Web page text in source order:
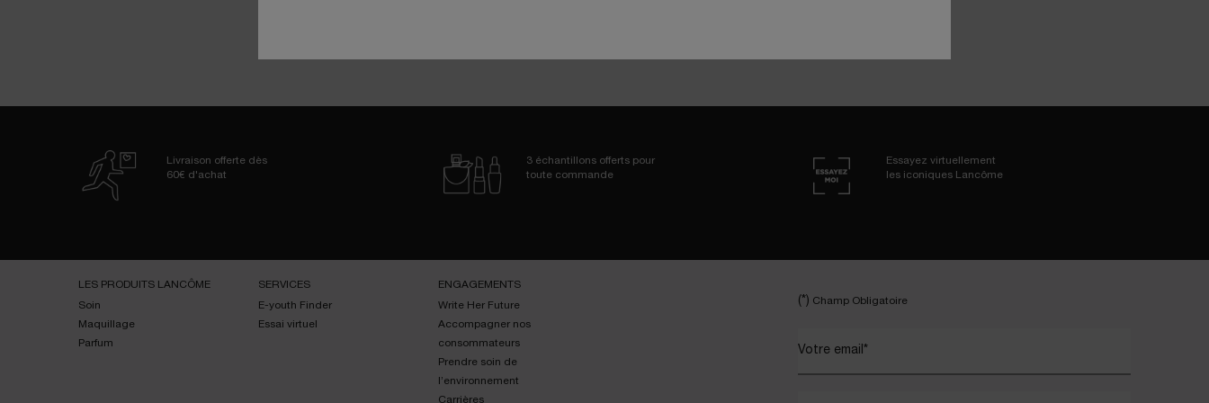
Livraison offerte dès
60€ d'achat
3 échantillons offerts pour
toute commande
Essayez virtuellement
les iconiques Lancôme
LES PRODUITS LANCÔME
Soin
Maquillage
Parfum
SERVICES
E-youth Finder
Essai virtuel
ENGAGEMENTS
Write Her Future
Accompagner nos
consommateurs
Prendre soin de
l’environnement
Carrières
(*) Champ Obligatoire
Votre email *